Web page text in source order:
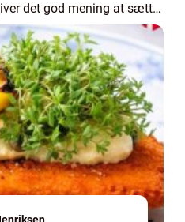
det god mening at sætte
i...